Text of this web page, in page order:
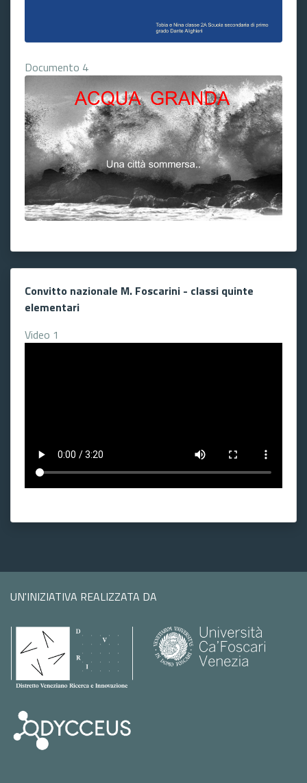
Documento 4
Convitto nazionale M. Foscarini - classi quinte
elementari
Video 1
UN'INIZIATIVA REALIZZATA DA